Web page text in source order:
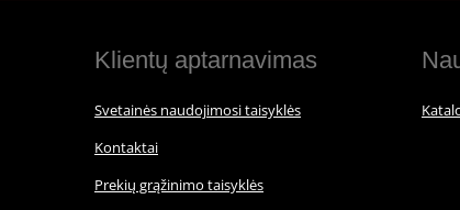
Klientų aptarnavimas
Svetainės naudojimosi taisyklės
Kontaktai
Prekių grąžinimo taisyklės